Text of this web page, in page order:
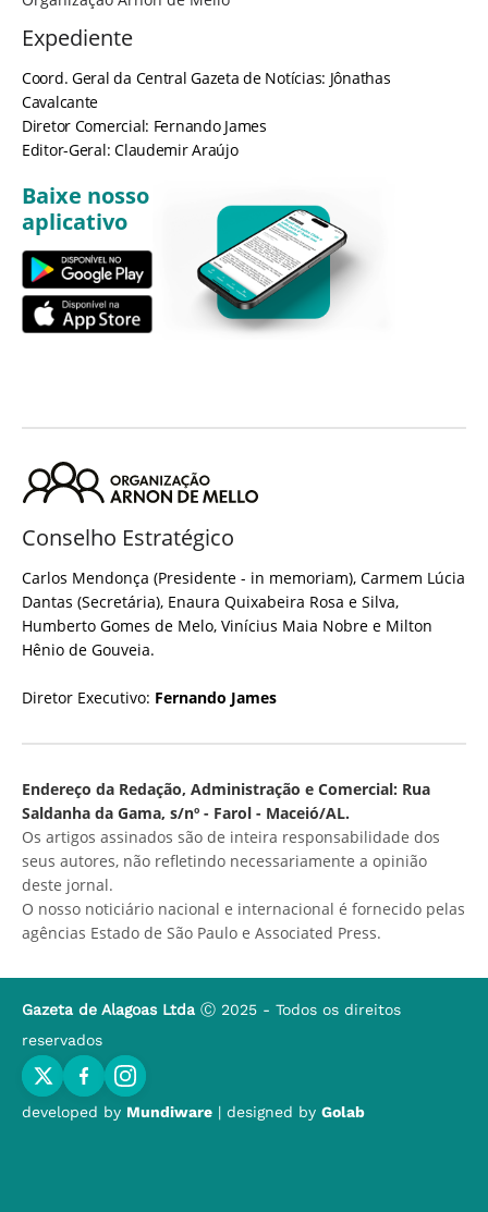
Expediente
Coord. Geral da Central Gazeta de Notícias: Jônathas
Cavalcante
Diretor Comercial: Fernando James
Editor-Geral: Claudemir Araújo
Baixe nosso
aplicativo
Conselho Estratégico
Carlos Mendonça (Presidente - in memoriam), Carmem Lúcia
Dantas (Secretária), Enaura Quixabeira Rosa e Silva,
Humberto Gomes de Melo, Vinícius Maia Nobre e Milton
Hênio de Gouveia.
Diretor Executivo: Fernando James
Endereço da Redação, Administração e Comercial: Rua
Saldanha da Gama, s/nº - Farol - Maceió/AL.
Os artigos assinados são de inteira responsabilidade dos
seus autores, não refletindo necessariamente a opinião
deste jornal.
O nosso noticiário nacional e internacional é fornecido pelas
agências Estado de São Paulo e Associated Press.
Gazeta de Alagoas Ltda Ⓒ 2025 - Todos os direitos
reservados
developed by Mundiware | designed by Golab